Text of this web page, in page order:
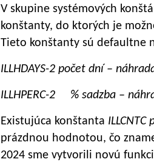
V skupine systémových
konštanty, do ktorých je
Tieto konštanty sú defaultne
ILLHDAYS-2 počet dní –
ILLHPERC-2 % sadzba –
Existujúca konštanta
prázdnou hodnotou, čo
2024 sme vytvorili novú